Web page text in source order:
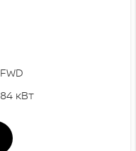
FWD
84 кВт